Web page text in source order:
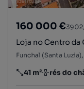
160 000 €
Loja no Centro da
Funchal (Santa
Preço por metro
41 m²
Andar rés do